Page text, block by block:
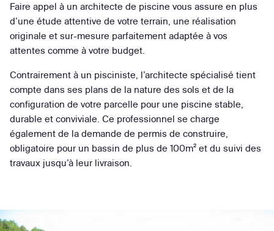
Faire appel à un architecte de piscine vous assure en plus
d’une étude attentive de votre terrain, une réalisation
originale et sur-mesure parfaitement adaptée à vos
attentes comme à votre budget.
Contrairement à un pisciniste, l’architecte spécialisé tient
compte dans ses plans de la nature des sols et de la
configuration de votre parcelle pour une piscine stable,
durable et conviviale. Ce professionnel se charge
également de la demande de permis de construire,
obligatoire pour un bassin de plus de 100m² et du suivi des
travaux jusqu’à leur livraison.